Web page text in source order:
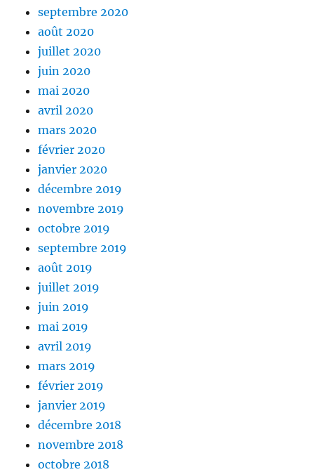
septembre 2020
août 2020
juillet 2020
juin 2020
mai 2020
avril 2020
mars 2020
février 2020
janvier 2020
décembre 2019
novembre 2019
octobre 2019
septembre 2019
août 2019
juillet 2019
juin 2019
mai 2019
avril 2019
mars 2019
février 2019
janvier 2019
décembre 2018
novembre 2018
octobre 2018